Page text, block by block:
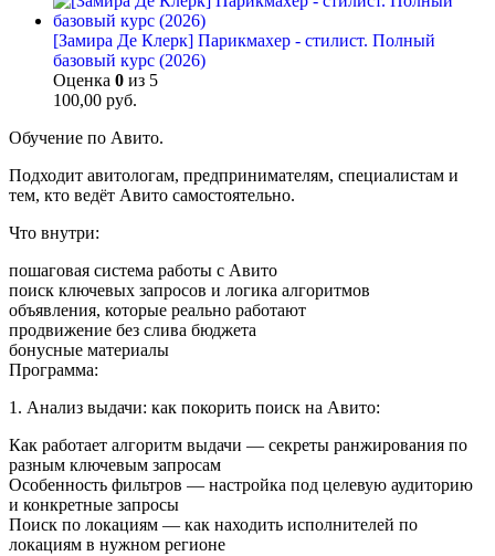
[Замира Де Клерк] Парикмахер - стилист. Полный
базовый курс (2026)
Оценка 0 из 5
100,00 руб.
Обучение по Авито.
Подходит авитологам, предпринимателям, специалистам и
тем, кто ведёт Авито самостоятельно.
Что внутри:
пошаговая система работы с Авито
поиск ключевых запросов и логика алгоритмов
объявления, которые реально работают
продвижение без слива бюджета
бонусные материалы
Программа:
1. Анализ выдачи: как покорить поиск на Авито:
Как работает алгоритм выдачи — секреты ранжирования по
разным ключевым запросам
Особенность фильтров — настройка под целевую аудиторию
и конкретные запросы
Поиск по локациям — как находить исполнителей по
локациям в нужном регионе